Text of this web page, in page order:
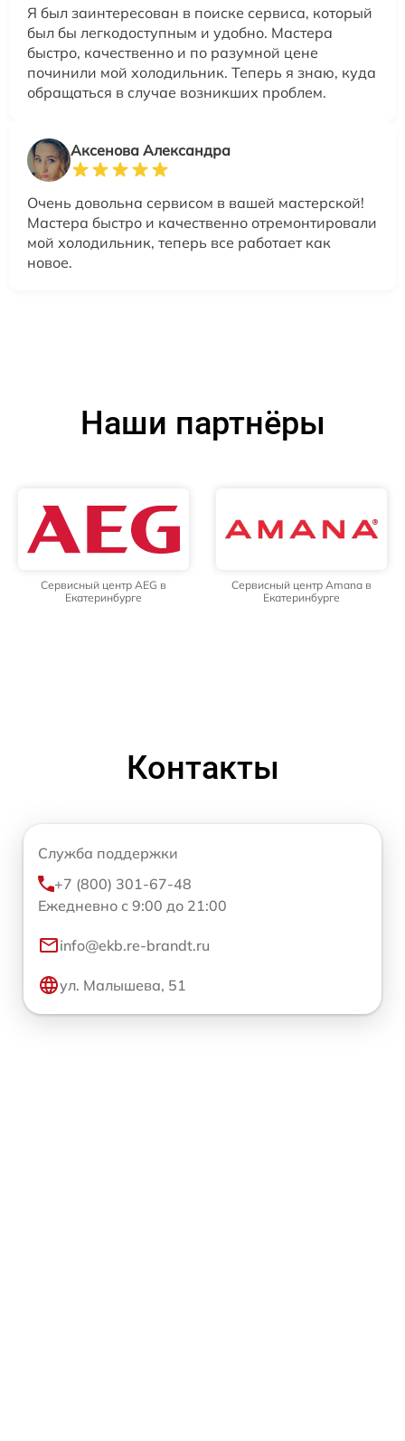
Я был заинтересован в поиске сервиса, который
был бы легкодоступным и удобно. Мастера
быстро, качественно и по разумной цене
починили мой холодильник. Теперь я знаю, куда
обращаться в случае возникших проблем.
Аксенова Александра
Очень довольна сервисом в вашей мастерской!
Мастера быстро и качественно отремонтировали
мой холодильник, теперь все работает как
новое.
Наши партнёры
Сервисный центр AEG в
Екатеринбурге
Сервисный центр Amana в
Екатеринбурге
Контакты
Служба поддержки
+7 (800) 301-67-48
Ежедневно с 9:00 до 21:00
info@ekb.re-brandt.ru
ул. Малышева, 51